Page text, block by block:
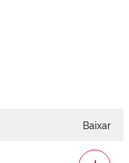
Baixar